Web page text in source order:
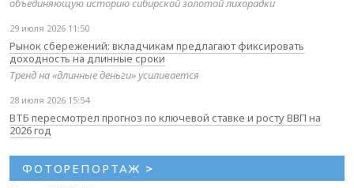
объединяющую историю сибирской золотой лихорадки
29 июля 2026 11:50
Рынок сбережений: вкладчикам предлагают фиксировать
доходность на длинные сроки
Тренд на «длинные деньги» усиливается
28 июля 2026 15:54
ВТБ пересмотрел прогноз по ключевой ставке и росту ВВП на
2026 год
ФОТОРЕПОРТАЖ >